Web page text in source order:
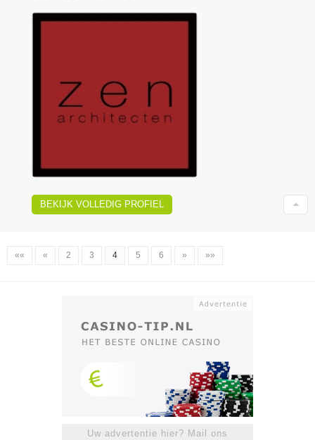
BEKIJK VOLLEDIG PROFIEL
«« « 2 3 4 5 6 » »»
Uw advertentie hier? Mail ons